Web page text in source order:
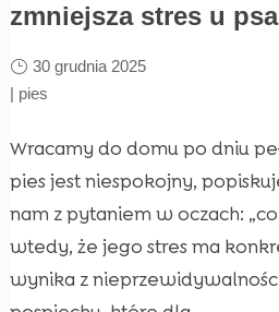
zmniejsza stres u psa
30 grudnia 2025
| pies
Wracamy do domu po dniu
pies jest niespokojny,
nam z pytaniem w oczach:
wtedy, że jego stres ma
wynika z